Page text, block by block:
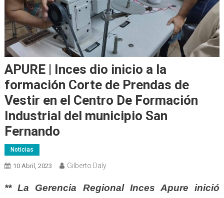
APURE | Inces dio inicio a la
formación Corte de Prendas de
Vestir en el Centro De Formación
Industrial del municipio San
Fernando
Noticias
10 Abril, 2023 Gilberto Daly
** La Gerencia Regional Inces Apure inició